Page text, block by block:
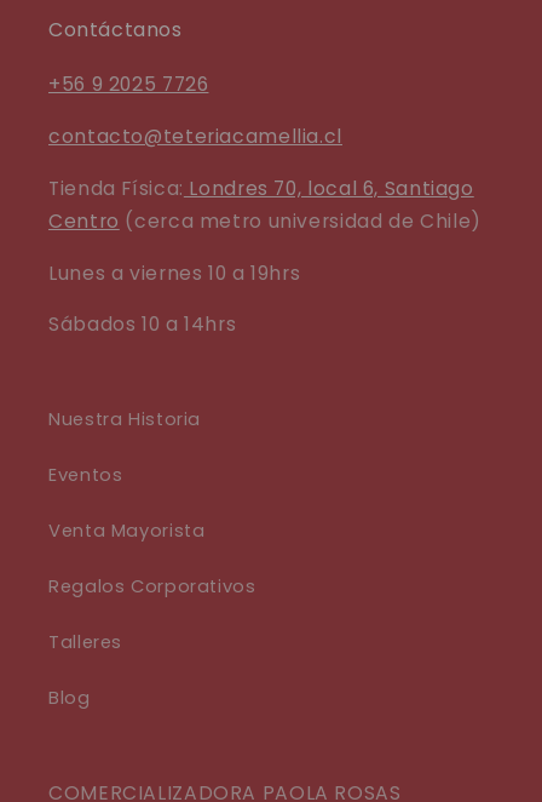
Contáctanos
+56 9 2025 7726
contacto@teteriacamellia.cl
Tienda Física: Londres 70, local 6, Santiago
Centro (cerca metro universidad de Chile)
Lunes a viernes 10 a 19hrs
Sábados 10 a 14hrs
Nuestra Historia
Eventos
Venta Mayorista
Regalos Corporativos
Talleres
Blog
COMERCIALIZADORA PAOLA ROSAS